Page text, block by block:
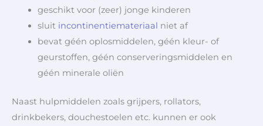
geschikt voor (zeer) jonge kinderen
sluit incontinentiemateriaal niet af
bevat géén oplosmiddelen, géén kleur- of
geurstoffen, géén conserveringsmiddelen en
géén minerale oliën
Naast hulpmiddelen zoals grijpers, rollators,
drinkbekers, douchestoelen etc. kunnen er ook